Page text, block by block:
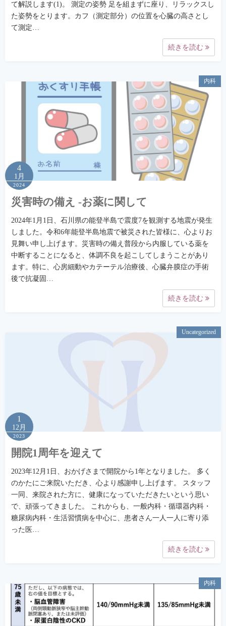
て解説します(1)。 測定の姿勢 足を組まずに座り、リラックスし
た姿勢をとります。カフ（測定部分）の位置を心臓の高さとし
て測定…
続きを読む
内科
4
1月
2024
災害時の備え -お薬に関して
2024年1月1日、石川県の能登半島で震度7を観測する地震が発生
しました。令和6年能登半島地震で被災された皆様に、心よりお
見舞い申し上げます。災害時の備え普段から内服している薬を
中断することになると、体調不良を起こしてしまうことがあり
ます。特に、心房細動やカテーテル治療後、心臓弁膜症の手術
後で抗凝固…
続きを読む
Uncategorized
1
12月
2023
開院1周年を迎えて
2023年12月1日、おかげさまで開院から1年となりました。 多く
のかたにご来院いただき、心より感謝申し上げます。 スタッフ
一同、来院された方に、健康になっていただきたいという思い
で、頑張ってきました。 これからも、一般内科・循環器内科・
糖尿病内科・生活習慣病を中心に、患者さん一人一人に寄り添
った医…
続きを読む
内科